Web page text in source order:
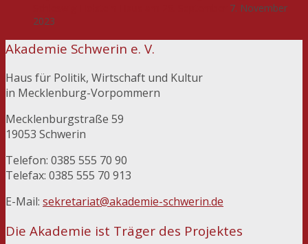
7. November
2023
Akademie Schwerin e. V.
Haus für Politik, Wirtschaft und Kultur
in Mecklenburg-Vorpommern
Mecklenburgstraße 59
19053 Schwerin
Telefon: 0385 555 70 90
Telefax: 0385 555 70 913
E-Mail: sekretariat@akademie-schwerin.de
Die Akademie ist Träger des Projektes